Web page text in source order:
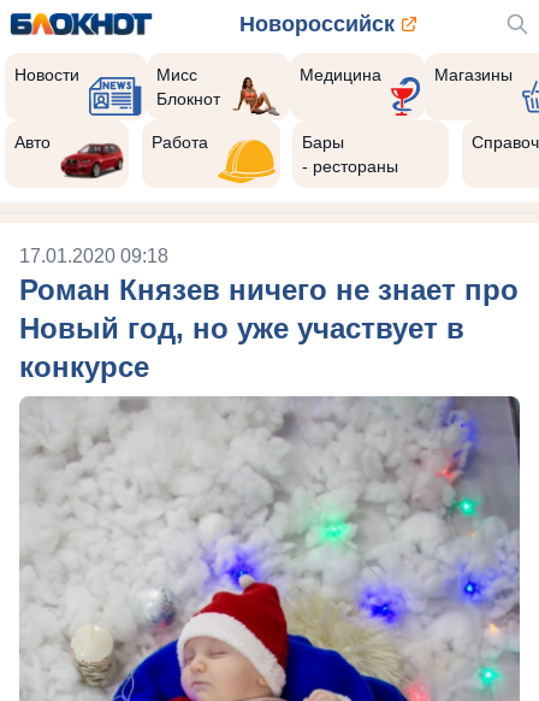
Новороссийск
Новости
Мисс
Блокнот
Медицина Магазины
Авто Работа
Бары
- рестораны
17.01.2020 09:18
Роман Князев ничего не знает про
Новый год, но уже участвует в
конкурсе